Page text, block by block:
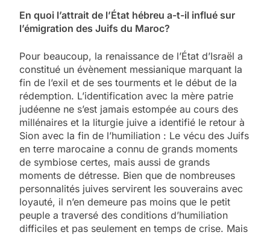
En quoi l’attrait de l’État hébreu a-t-il influé sur
l’émigration des Juifs du Maroc?
Pour beaucoup, la renaissance de l’État d’Israël a
constitué un évènement messianique marquant la
fin de l’exil et de ses tourments et le début de la
rédemption. L’identification avec la mère patrie
judéenne ne s’est jamais estompée au cours des
millénaires et la liturgie juive a identifié le retour à
Sion avec la fin de l’humiliation : Le vécu des Juifs
en terre marocaine a connu de grands moments
de symbiose certes, mais aussi de grands
moments de détresse. Bien que de nombreuses
personnalités juives servirent les souverains avec
loyauté, il n’en demeure pas moins que le petit
peuple a traversé des conditions d’humiliation
difficiles et pas seulement en temps de crise. Mais